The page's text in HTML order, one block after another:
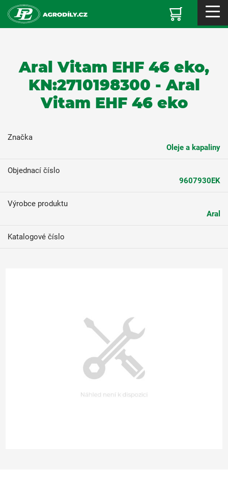
Aral Vitam EHF 46 eko,
KN:2710198300 - Aral
Vitam EHF 46 eko
Značka
Oleje a kapaliny
Objednací číslo
9607930EK
Výrobce produktu
Aral
Katalogové číslo